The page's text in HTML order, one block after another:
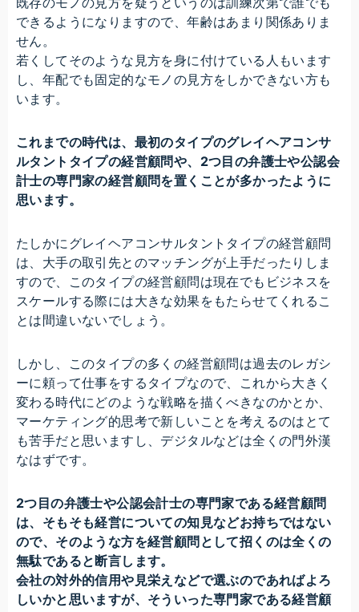
できるようになりますので、年齢はあまり関係ありま
せん。
若くしてそのような見方を身に付けている人もいます
し、年配でも固定的なモノの見方をしかできない方も
います。
これまでの時代は、最初のタイプのグレイヘアコンサ
ルタントタイプの経営顧問や、2つ目の弁護士や公認会
計士の専門家の経営顧問を置くことが多かったように
思います。
たしかにグレイヘアコンサルタントタイプの経営顧問
は、大手の取引先とのマッチングが上手だったりしま
すので、このタイプの経営顧問は現在でもビジネスを
スケールする際には大きな効果をもたらせてくれるこ
とは間違いないでしょう。
しかし、このタイプの多くの経営顧問は過去のレガシ
ーに頼って仕事をするタイプなので、これから大きく
変わる時代にどのような戦略を描くべきなのかとか、
マーケティング的思考で新しいことを考えるのはとて
も苦手だと思いますし、デジタルなどは全くの門外漢
なはずです。
2つ目の弁護士や公認会計士の専門家である経営顧問
は、そもそも経営についての知見などお持ちではない
ので、そのような方を経営顧問として招くのは全くの
無駄であると断言します。
会社の対外的信用や見栄えなどで選ぶのであればよろ
しいかと思いますが、そういった専門家である経営顧